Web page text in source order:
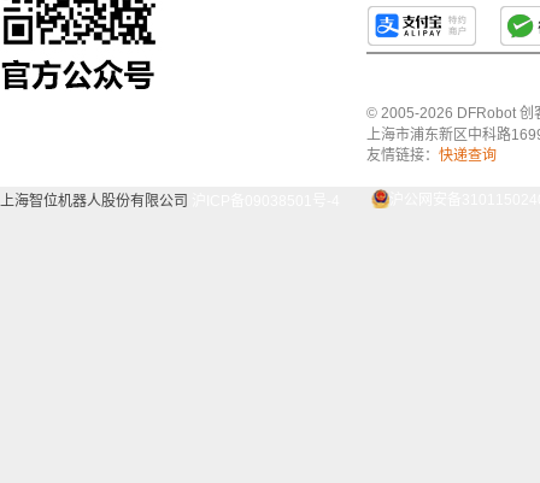
© 2005-2026 DFRobot 创
上海市浦东新区中科路
友情链接： 快递查询
上海智位机器人股份有限公司 沪公网安备